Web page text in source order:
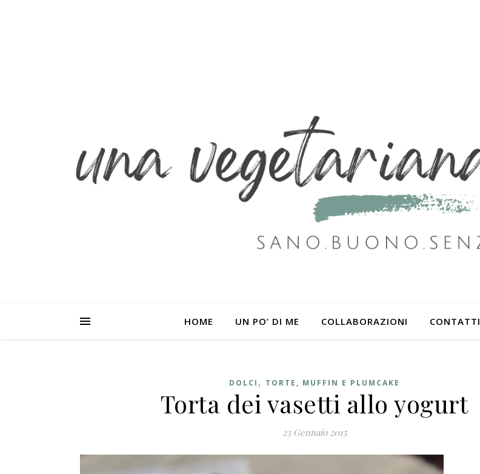
HOME UN PO’ DI ME COLLABORAZIONI CONTATTI
DOLCI , TORTE, MUFFIN E PLUMCAKE
Torta dei vasetti allo yogurt
23 Gennaio 2015